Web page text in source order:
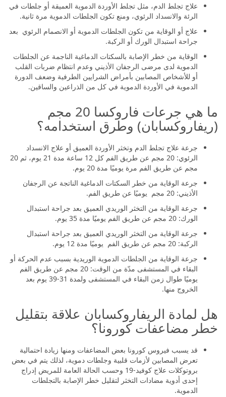
علاج تجلط الدم، مثل تجلط الأوردة الدموية العميقة أو جلطات في
الرئة والانسداد الرئوي، ومنع تكون الجلطات الدموية مرة ثانية.
علاج أو الوقاية من تكون الجلطات الدموية أو الانصمام الرئوي بعد
جراحة استبدال الورك أو الركبة.
الوقاية من خطر الإصابة بالسكتات الدماغية الناجمة عن الجلطات
الدموية لدى مرضى الرجفان الأذيني وعدم انتظام ضربات القلب
أو للأشخاص المصابين بأمراض الشرايين الطرفية وضعف الدورة
الدموية في الأوردة الدموية في كل من الذراعين والساقين.
ما هي جرعات فاروكسا 20 مجم
(ريفاروكسابان) وطرق استخدامه؟
جرعة علاج تجلط الدم وتخثر الأوردة العميق أو علاج الانسداد
الرئوي: 20 مجم عن طريق الفم كل 12 ساعة مدة 21 يوم، ثم 20
مجم عن طريق الفم مرة يوميًا مدة 20 يوم.
جرعة الوقاية من خطر السكتات الدماغية الناتجة عن الرجفان
الأذيني: 20 مجم يوميًا عن طريق الفم.
جرعة الوقاية من التخثر الوريدي العميق بعد جراحة استبدال
الورك: 20 مجم عن طريق الفم يوميًا مدة 35 يوم.
جرعة الوقاية من التخثر الوريدي العميق بعد جراحة استبدال
الركبة: 20 مجم عن طريق الفم يوميًا مدة 12 يوم.
جرعة الوقاية من الجلطات الدموية الوريدية بسبب عدم الحركة أو
البقاء في المستشفى مدّة من الوقت: 20 مجم عن طريق الفم
يوميًا طوال زمن البقاء في المستشفى ولمدة 31-39 يوم بعد
الخروج منها.
هل لمادة الريفاروكسابان علاقة بتقليل
خطر مضاعفات كورونا؟
قد يسبب فيروس كورونا بعض المضاعفات ومنها زيادة احتمالية
تعرض المصابين لأزمات قلبية وجلطات دموية، لذلك يتم في بعض
بروتوكلات علاج كوفيد-19 وحسب الحالة العامة للمريض إدراج
إحدى أدوية مضادات التخثر لتقليل خطر الإصابة بالتجلطات
الدموية.